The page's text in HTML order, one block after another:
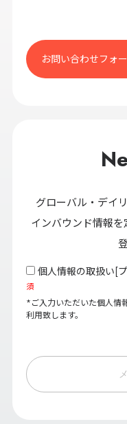
お問い合わせフォ
グローバル・デイ
インバウンド情報
個人情報の取扱い[
須
*ご入力いただいた個人情
利用致します。